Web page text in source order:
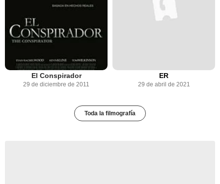
El Conspirador
29 de diciembre de 2011
ER
29 de abril de 2021
Toda la filmografía